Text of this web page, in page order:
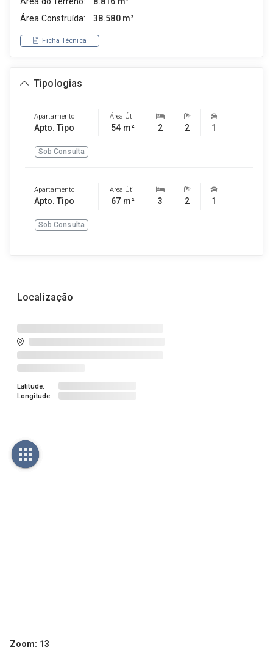
Área Construída:
38.580 m²
Ficha Técnica
Tipologias
Apartamento
Apto. Tipo
Área Útil
54 m² 2 2 1
Sob Consulta
Apartamento
Apto. Tipo
Área Útil
67 m² 3 2 1
Sob Consulta
Localização
Latitude:
Longitude:
Zoom: 13